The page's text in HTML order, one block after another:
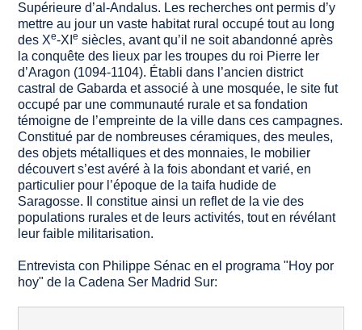
Supérieure d’al-Andalus. Les recherches ont permis d’y
mettre au jour un vaste habitat rural occupé tout au long
des Xe-XIe siècles, avant qu’il ne soit abandonné après
la conquête des lieux par les troupes du roi Pierre Ier
d’Aragon (1094-1104). Établi dans l’ancien district
castral de Gabarda et associé à une mosquée, le site fut
occupé par une communauté rurale et sa fondation
témoigne de l’empreinte de la ville dans ces campagnes.
Constitué par de nombreuses céramiques, des meules,
des objets métalliques et des monnaies, le mobilier
découvert s’est avéré à la fois abondant et varié, en
particulier pour l’époque de la taifa hudide de
Saragosse. Il constitue ainsi un reflet de la vie des
populations rurales et de leurs activités, tout en révélant
leur faible militarisation.
Entrevista con Philippe Sénac en el programa "Hoy por
hoy" de la Cadena Ser Madrid Sur: